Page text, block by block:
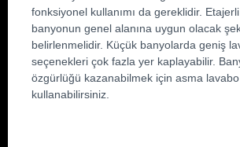
fonksiyonel kullanımı da gereklidir.
banyonun genel alanına uygun olacak
belirlenmelidir. Küçük banyolarda geniş
seçenekleri çok fazla yer kaplayabilir.
özgürlüğü kazanabilmek için asma
kullanabilirsiniz.